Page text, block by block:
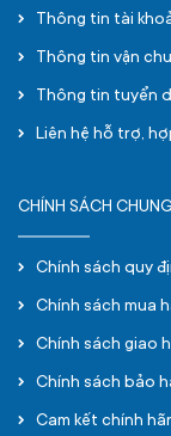
Thông tin tài
Thông tin vận
Thông tin tuyển
Liên hệ hỗ trợ,
CHÍNH SÁCH CHUNG
Chính sách quy
Chính sách mua
Chính sách giao
Chính sách bảo
Cam kết chính